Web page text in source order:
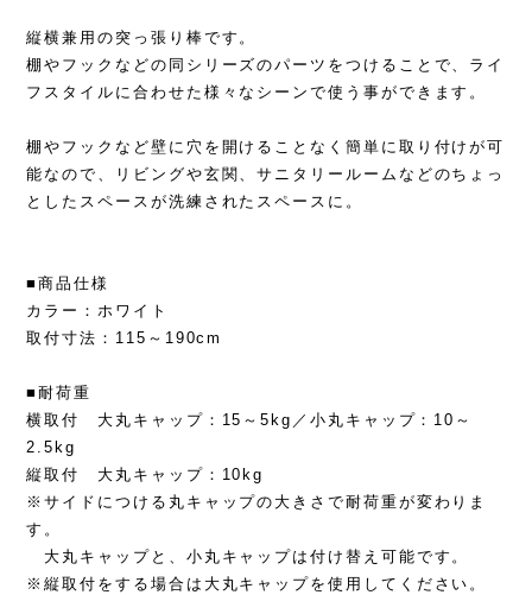
縦横兼用の突っ張り棒です。
棚やフックなどの同シリーズのパーツをつけることで、ライ
フスタイルに合わせた様々なシーンで使う事ができます。
棚やフックなど壁に穴を開けることなく簡単に取り付けが可
能なので、リビングや玄関、サニタリールームなどのちょっ
としたスペースが洗練されたスペースに。
■商品仕様
カラー：ホワイト
取付寸法：115～190cm
■耐荷重
横取付 大丸キャップ：15～5kg／小丸キャップ：10～
2.5kg
縦取付 大丸キャップ：10kg
※サイドにつける丸キャップの大きさで耐荷重が変わりま
す。
大丸キャップと、小丸キャップは付け替え可能です。
※縦取付をする場合は大丸キャップを使用してください。